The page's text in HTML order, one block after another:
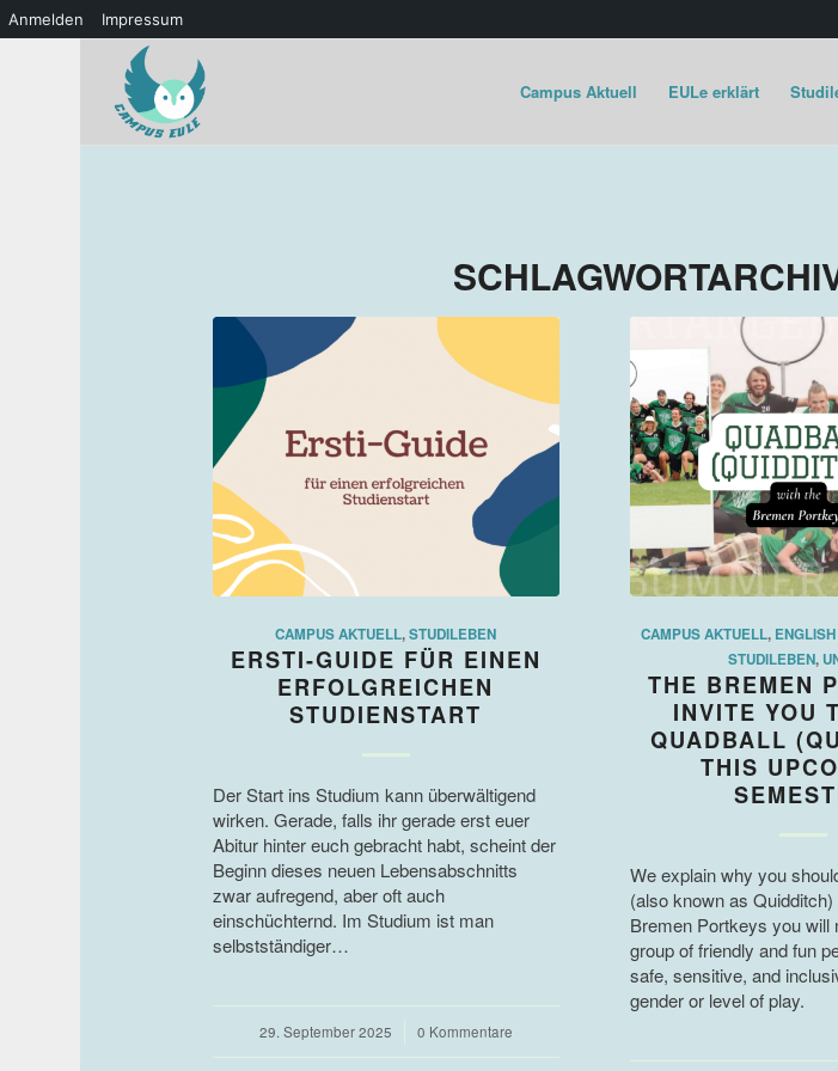
Anmelden Impressum
Campus Aktuell EULe erklärt
CAMPUS AKTUELL,STUDILEBEN
ERSTI-GUIDE FÜR EINEN
ERFOLGREICHEN
STUDIENSTART
Der Start ins Studium kann überwältigend
wirken. Gerade, falls ihr gerade erst euer
Abitur hinter euch gebracht habt, scheint der
Beginn dieses neuen Lebensabschnitts
zwar aufregend, aber oft auch
einschüchternd. Im Studium ist man
selbstständiger…
29. September 2025
/ 0 Kommentare
CAMPUS AKTUELL,
STUDILEBEN,
THE BREMEN
INVITE YOU
QUADBALL
THIS
We explain why you
(also known as
Bremen Portkeys you will
group of friendly and fun
safe, sensitive, and
gender or level of play.